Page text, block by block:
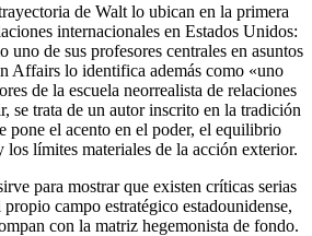
de Walt lo ubican en la primera
internacionales en Estados Unidos:
uno de sus profesores centrales en asuntos
Affairs lo identifica además como «uno
de la escuela neorrealista de relaciones
se trata de un autor inscrito en la tradición
pone el acento en el poder, el equilibrio
los límites materiales de la acción exterior.
para mostrar que existen críticas serias
campo estratégico estadounidense,
con la matriz hegemonista de fondo.